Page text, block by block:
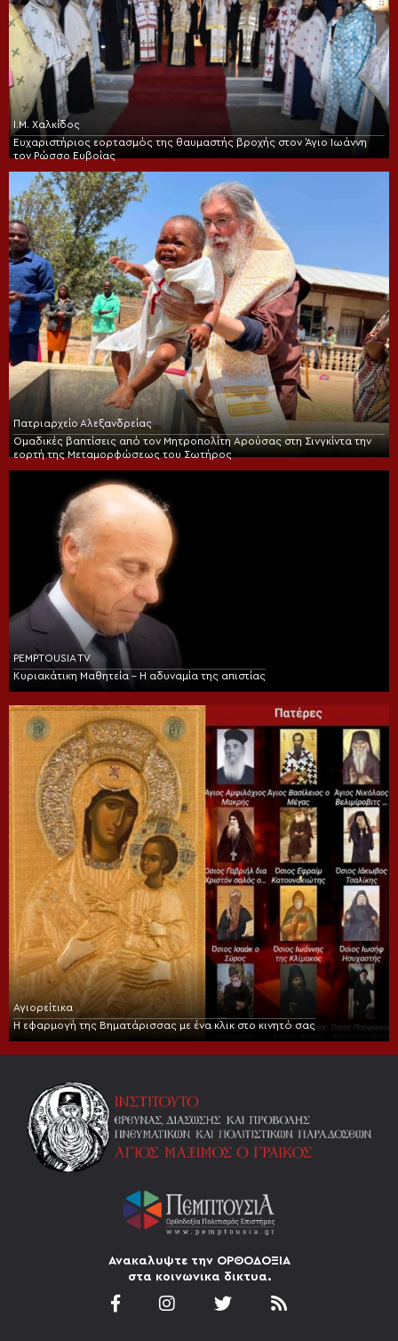
Ι.Μ. Χαλκίδος
Ευχαριστήριος εορτασμός της θαυμαστής βροχής στον Άγιο Ιωάννη
τον Ρώσσο Ευβοίας
Πατριαρχείο Αλεξανδρείας
Ομαδικές βαπτίσεις από τον Μητροπολίτη Αρούσας στη Σινγκίντα την
εορτή της Μεταμορφώσεως του Σωτήρος
PEMPTOUSIA TV
Κυριακάτικη Μαθητεία – Η αδυναμία της απιστίας
Αγιορείτικα
Η εφαρμογή της Βηματάρισσας με ένα κλικ στο κινητό σας
Ανακαλυψτε την ΟΡΘΟΔΟΞΙΑ
στα κοινωνικα δικτυα.